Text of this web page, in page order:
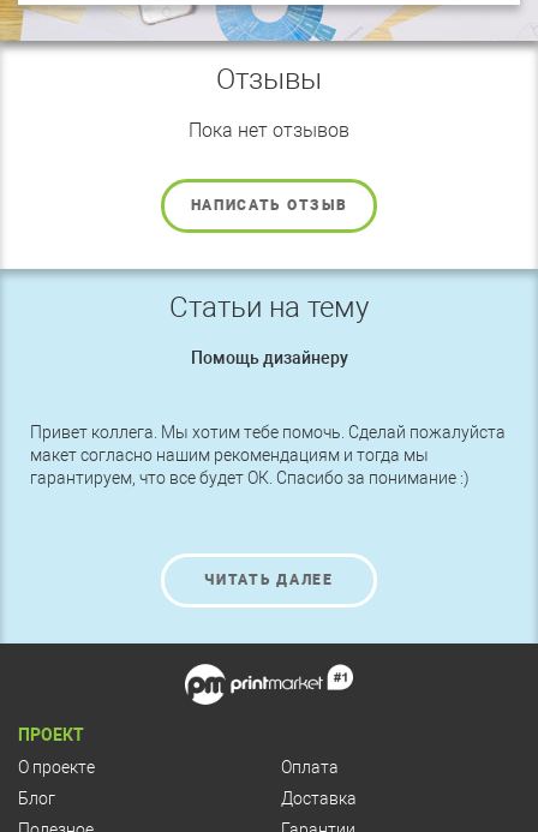
Отзывы
Пока нет отзывов
НАПИСАТЬ ОТЗЫВ
Статьи на тему
Помощь дизайнеру
Привет коллега. Мы хотим тебе помочь. Сделай пожалуйста
макет согласно нашим рекомендациям и тогда мы
гарантируем, что все будет ОК. Спасибо за понимание :)
ЧИТАТЬ ДАЛЕЕ
ПРОЕКТ
О проекте
Блог
Оплата
Доставка